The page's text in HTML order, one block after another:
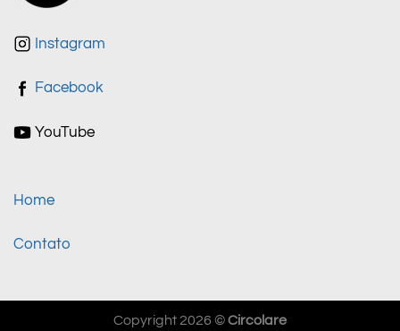
Instagram
Facebook
YouTube
Home
Contato
Copyright 2026 ©Circolare